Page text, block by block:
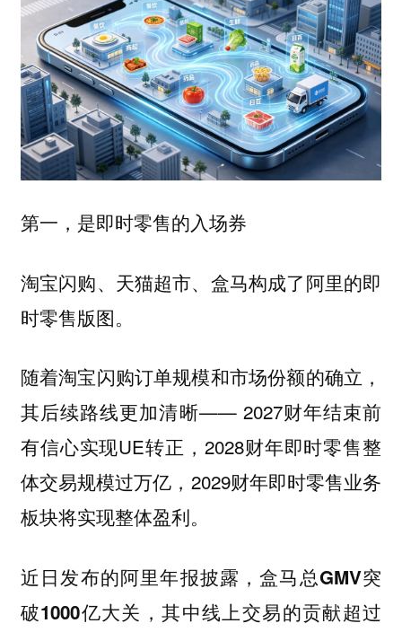
第一，是即时零售的入场券
淘宝闪购、天猫超市、盒马构成了阿里的即
时零售版图。
随着淘宝闪购订单规模和市场份额的确立，
其后续路线更加清晰—— 2027财年结束前
有信心实现UE转正，2028财年即时零售整
体交易规模过万亿，2029财年即时零售业务
板块将实现整体盈利。
近日发布的阿里年报披露，盒马总GMV突
破1000亿大关，其中线上交易的贡献超过